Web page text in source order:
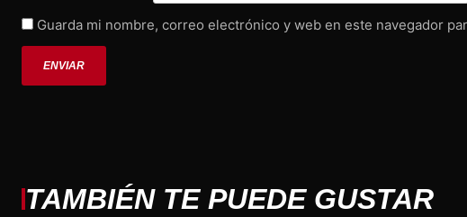
Guarda mi nombre, correo electrónico y web en este navegador
TAMBIÉN TE PUEDE GUSTAR